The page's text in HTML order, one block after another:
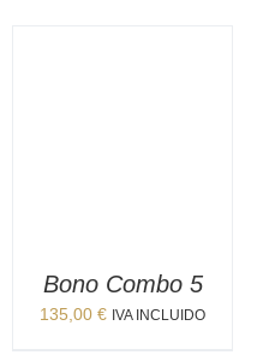
Bono Combo 5
135,00 € IVA INCLUIDO